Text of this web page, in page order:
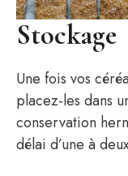
Stockage
Une fois vos
placez-les dans
conservation
délai d’une à